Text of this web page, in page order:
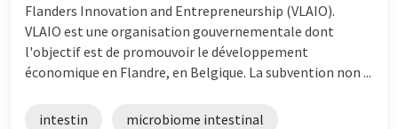
Flanders Innovation and Entrepreneurship (VLAIO).
VLAIO est une organisation gouvernementale dont
l'objectif est de promouvoir le développement
économique en Flandre, en Belgique. La subvention non ...
intestin microbiome intestinal